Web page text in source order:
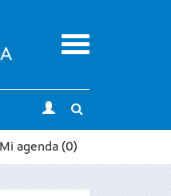
Menu
search
Mi agenda (0)